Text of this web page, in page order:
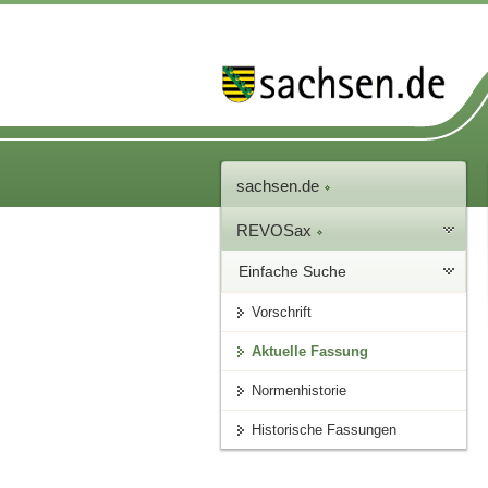
sachsen.de
REVOSax
Einfache Suche
Vorschrift
Aktuelle Fassung
Normenhistorie
Historische Fassungen